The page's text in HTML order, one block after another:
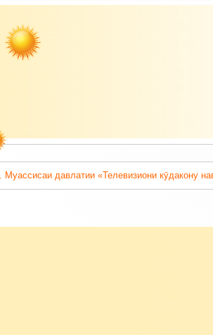
давлатии «Телевизиони кӯдакону